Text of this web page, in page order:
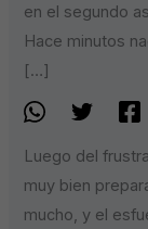
en el segundo
Hace minutos
[…]
Luego del
muy bien
mucho, y el